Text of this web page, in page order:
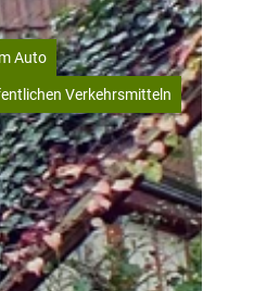
Auto
Verkehrsmitteln